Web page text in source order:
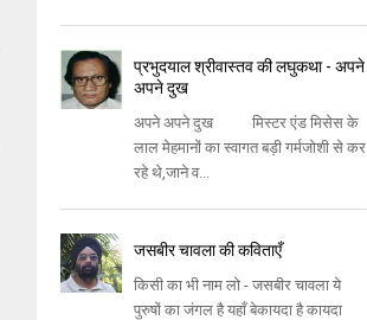
प्रभुदयाल श्रीवास्तव की लघुकथा - अपने
अपने दुख
अपने अपने दुख मिस्टर एंड मिसेस के
लाल मेहमानों का स्वागत बड़ी गर्मजोशी से कर
रहे थे,जाने व...
जसबीर चावला की कविताएँ
किसी का भी नाम लो - जसबीर चावला ये
पुरुषों का जंगल है यहाँ बेकायदा है कायदा